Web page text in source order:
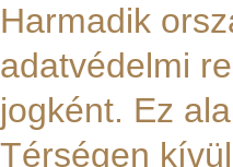
Harmadik
adatvédelmi
jogként. Ez
Térségen